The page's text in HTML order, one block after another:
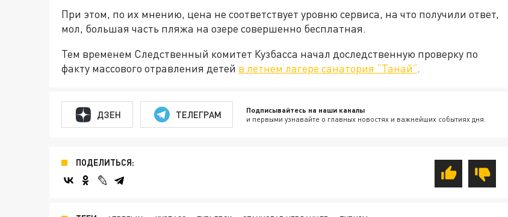
При этом, по их мнению, цена не соответствует уровню сервиса, на что получили ответ,
мол, большая часть пляжа на озере совершенно бесплатная.
Тем временем Следственный комитет Кузбасса начал доследственную проверку по
факту массового отравления детей в летнем лагере санатория “Танай”.
ДЗЕН ТЕЛЕГРАМ Подписывайтесь на наши каналы
и первыми узнавайте о главных новостях и важнейших событиях дня.
ПОДЕЛИТЬСЯ: